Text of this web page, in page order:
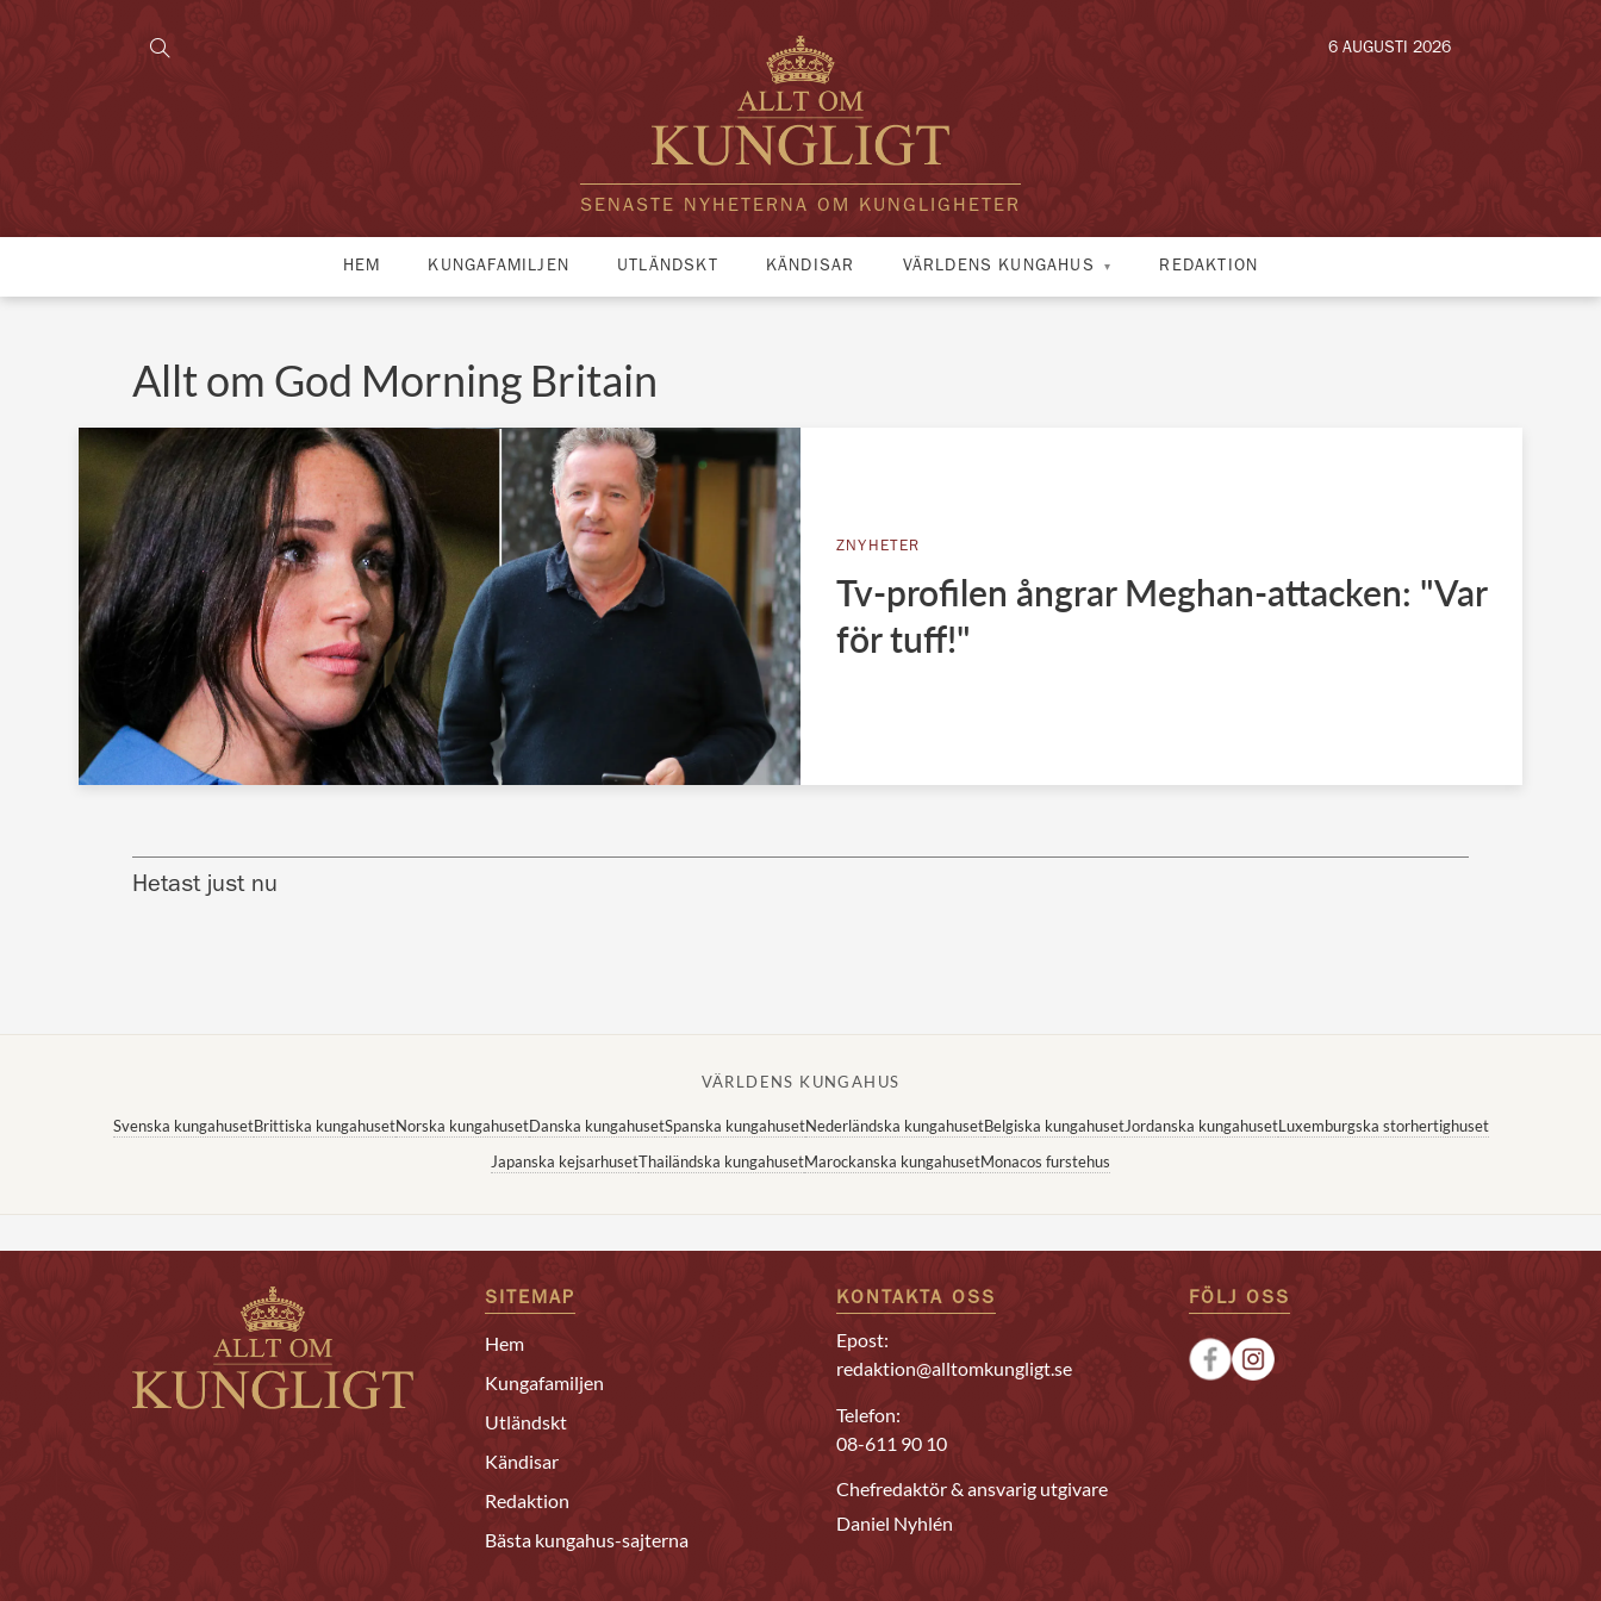
SENASTE NYHETERNA OM KUNGLIGHETER
6 AUGUSTI 2026
HEM KUNGAFAMILJEN UTLÄNDSKT KÄNDISAR VÄRLDENS KUNGAHUS REDAKTION
Allt om God Morning Britain
ZNYHETER
Tv-profilen ångrar Meghan-attacken: "Var
för tuff!"
Hetast just nu
VÄRLDENS KUNGAHUS
Svenska kungahusetBrittiska kungahusetNorska kungahusetDanska kungahusetSpanska kungahusetNederländska kungahusetBelgiska kungahusetJordanska kungahusetLuxemburgska storhertighuset
Japanska kejsarhusetThailändska kungahusetMarockanska kungahusetMonacos furstehus
SITEMAP
Hem
Kungafamiljen
Utländskt
Kändisar
Redaktion
Bästa kungahus-sajterna
KONTAKTA OSS
Epost:
redaktion@alltomkungligt.se
Telefon:
08-611 90 10
Chefredaktör & ansvarig utgivare
Daniel Nyhlén
FÖLJ OSS